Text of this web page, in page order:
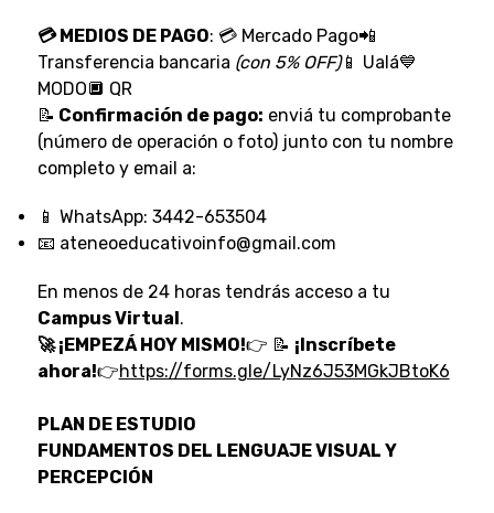
💳 MEDIOS DE PAGO: 💳 Mercado Pago📲
Transferencia bancaria (con 5% OFF)📱 Ualá💙
MODO🔲 QR
📝 Confirmación de pago: enviá tu comprobante
(número de operación o foto) junto con tu nombre
completo y email a:
📱 WhatsApp: 3442-653504
📧 ateneoeducativoinfo@gmail.com
En menos de 24 horas tendrás acceso a tu
Campus Virtual.
🚀 ¡EMPEZÁ HOY MISMO!👉 📝 ¡Inscríbete
ahora!👉https://forms.gle/LyNz6J53MGkJBtoK6
PLAN DE ESTUDIO
FUNDAMENTOS DEL LENGUAJE VISUAL Y
PERCEPCIÓN